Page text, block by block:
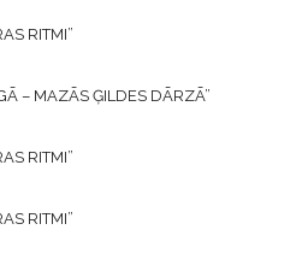
RITMI”
– MAZĀS ĢILDES DĀRZĀ”
RITMI”
RITMI”